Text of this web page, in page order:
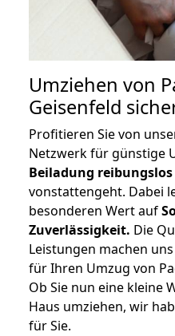
Umziehen von
Geisenfeld
Profitieren Sie von
Netzwerk für günstige
Beiladung
vonstattengeht. Dabei
besonderen Wert auf
Zuverlässigkeit. Die
Leistungen machen
für Ihren Umzug von
Ob Sie nun eine kleine
Haus umziehen, wir
für Sie.